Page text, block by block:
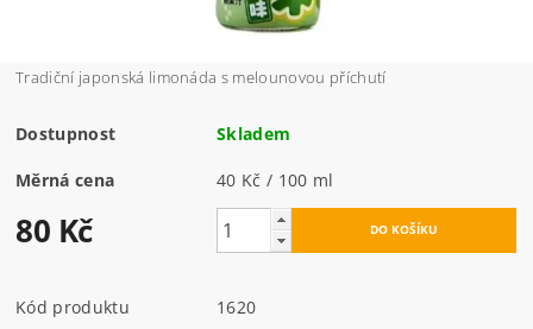
Tradiční japonská limonáda s melounovou příchutí
Dostupnost Skladem
Měrná cena 40 Kč / 100 ml
80 Kč
Kód produktu
1620